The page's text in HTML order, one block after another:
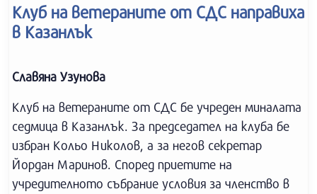
Клуб на ветераните от СДС направиха
в Казанлък
Славяна Узунова
Клуб на ветераните от СДС бе учреден миналата
седмица в Казанлък. За председател на клуба бе
избран Кольо Николов, а за негов секретар
Йордан Маринов. Според приетите на
учредителното събрание условия за членство в